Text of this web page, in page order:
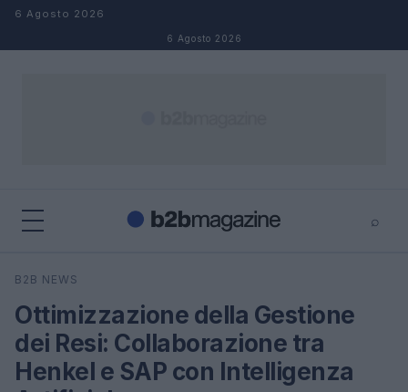
Salta al contenuto
6 Agosto 2026
6 Agosto 2026
⌕
Cerca
B2B NEWS
Ottimizzazione della Gestione
dei Resi: Collaborazione tra
Henkel e SAP con Intelligenza